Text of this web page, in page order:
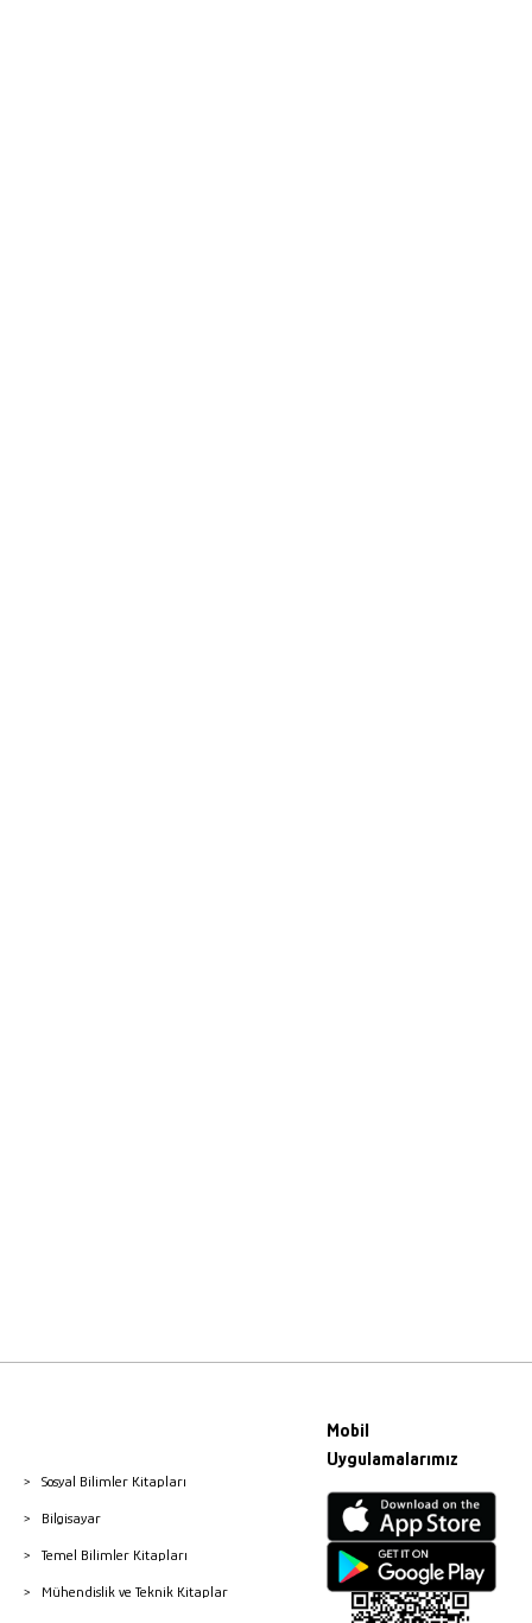
Sosyal Bilimler Kitapları
Bilgisayar
Temel Bilimler Kitapları
Mühendislik ve Teknik Kitaplar
Mobil
Uygulamalarımız